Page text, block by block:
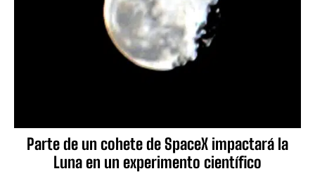
Parte de un cohete de SpaceX impactará la
Luna en un experimento científico